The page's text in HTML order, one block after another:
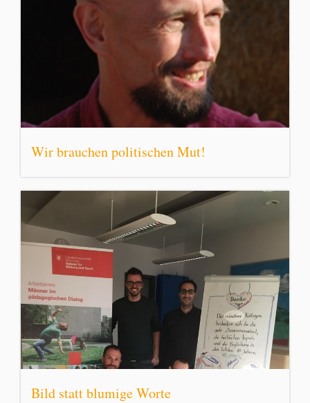
Wir brauchen politischen Mut!
Bild statt blumige Worte